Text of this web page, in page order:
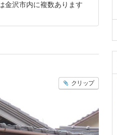
金沢市内に複数あります
クリップ